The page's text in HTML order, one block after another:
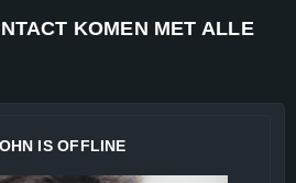
KOMEN MET ALLE
IS OFFLINE